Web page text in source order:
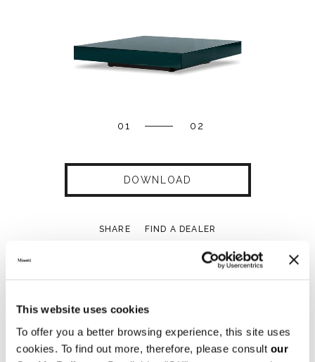
This website uses cookies
To offer you a better browsing experience, this site uses
cookies. To find out more, therefore, please consult our
01 02
DOWNLOAD
SHARE FIND A DEALER
Technical Features